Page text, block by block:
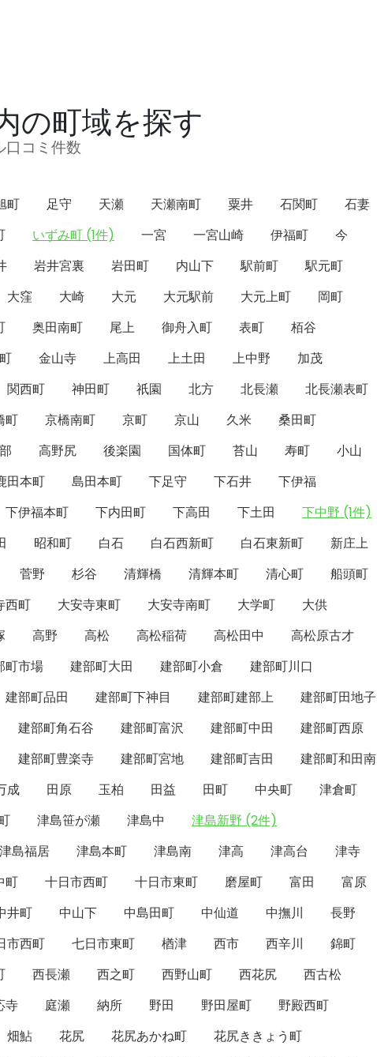
の町域を探す
口コミ件数
町 足守 天瀬 天瀬南町 粟井 石関町
石妻
いずみ町 (1件) 一宮 一宮山崎 伊福町
今
岩井宮裏 岩田町 内山下 駅前町
駅元町
大窪 大崎 大元 大元駅前 大元上町
岡町
奥田南町 尾上 御舟入町 表町
栢谷
金山寺 上高田 上土田 上中野
加茂
関西町 神田町 祇園 北方 北長瀬
北長瀬表町
町 京橋南町 京町 京山 久米
桑田町
高野尻 後楽園 国体町 苔山 寿町
小山
田本町 島田本町 下足守 下石井
下伊福
下伊福本町 下内田町 下高田 下土田
下中野 (1件)
昭和町 白石 白石西新町 白石東新町
新庄上
菅野 杉谷 清輝橋 清輝本町 清心町
船頭町
西町 大安寺東町 大安寺南町 大学町
大供
高野 高松 高松稲荷 高松田中
高松原古才
町市場 建部町大田 建部町小倉
建部町川口
建部町品田 建部町下神目 建部町建部上
建部町田地子
建部町角石谷 建部町富沢 建部町中田
建部町西原
建部町豊楽寺 建部町宮地 建部町吉田
建部町和田南
成 田原 玉柏 田益 田町 中央町
津倉町
津島笹が瀬 津島中
津島新野 (2件)
津島福居 津島本町 津島南 津高 津高台
津寺
町 十日市西町 十日市東町 磨屋町 富田
富原
井町 中山下 中島田町 中仙道 中撫川
長野
市西町 七日市東町 楢津 西市 西辛川
錦町
西長瀬 西之町 西野山町 西花尻
西古松
寺 庭瀬 納所 野田 野田屋町
野殿西町
畑鮎 花尻 花尻あかね町
花尻ききょう町